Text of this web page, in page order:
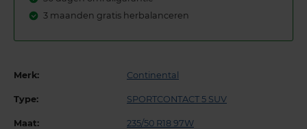
3 maanden gratis herbalanceren
Merk: Continental
Type: SPORTCONTACT 5 SUV
Maat: 235/50 R18 97W